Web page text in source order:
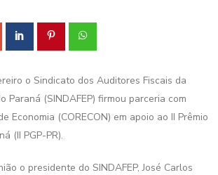
o Sindicato dos Auditores Fiscais da
Paraná (SINDAFEP) firmou parceria com
Economia (CORECON) em apoio ao II Prêmio
(II PGP-PR).
o presidente do SINDAFEP, José Carlos